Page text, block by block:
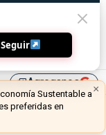
library_addAgreganos
Seguir